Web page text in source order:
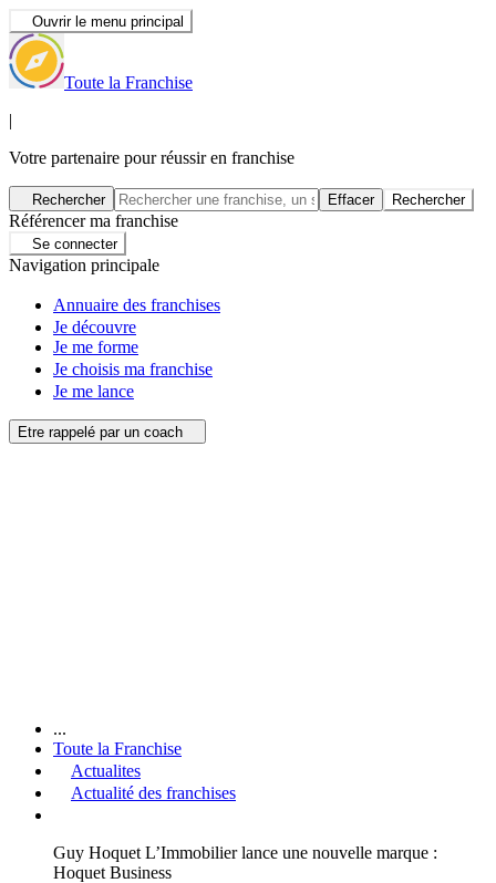
Ouvrir le menu principal
Toute la Franchise
|
Votre partenaire pour réussir en franchise
Rechercher Effacer Rechercher
Référencer ma franchise
Se connecter
Navigation principale
Annuaire des franchises
Je découvre
Je me forme
Je choisis ma franchise
Je me lance
Etre rappelé par un coach
...
Toute la Franchise
Actualites
Actualité des franchises
Guy Hoquet L’Immobilier lance une nouvelle marque :
Hoquet Business